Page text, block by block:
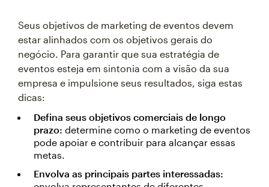
Seus objetivos de marketing de eventos devem
estar alinhados com os objetivos gerais do
negócio. Para garantir que sua estratégia de
eventos esteja em sintonia com a visão da sua
empresa e impulsione seus resultados, siga estas
dicas:
Defina seus objetivos comerciais de longo
prazo: determine como o marketing de eventos
pode apoiar e contribuir para alcançar essas
metas.
Envolva as principais partes interessadas: